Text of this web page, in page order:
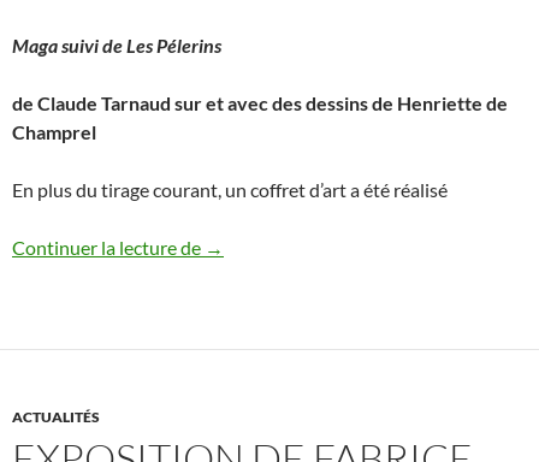
Maga suivi de Les Pélerins
de Claude Tarnaud sur et avec des dessins de Henriette de
Champrel
En plus du tirage courant, un coffret d’art a été réalisé
Continuer la lecture de Tarnaud / Champrel, Maga suivi de Les
→
ACTUALITÉS